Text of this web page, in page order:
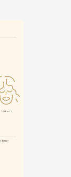
書櫃開通申請